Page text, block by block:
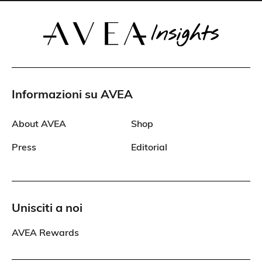
Informazioni su AVEA
About AVEA
Shop
Press
Editorial
Unisciti a noi
AVEA Rewards